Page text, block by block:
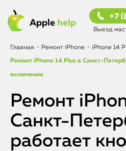
Apple help
+7
Выезд
Главная • Ремонт iPhone • iPhone 14
Ремонт iPhone 14 Plus в Санкт-
включения
Ремонт
Санкт-
работает